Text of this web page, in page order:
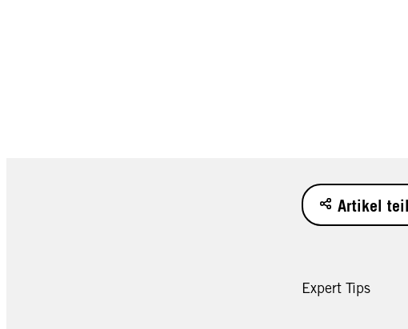
Artikel
Expert Tips